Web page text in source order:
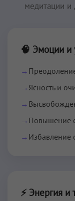
медитации и
🧠 Эмоции и
→
→ Ясность и
→
→ Повышение
→ Избавление
⚡ Энергия и